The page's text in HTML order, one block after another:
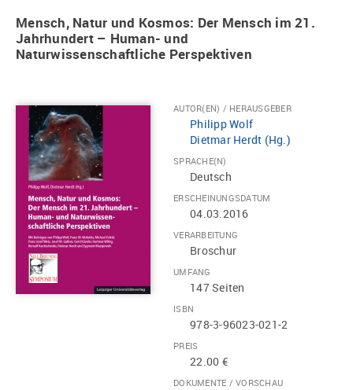
Mensch, Natur und Kosmos: Der Mensch im 21.
Jahrhundert – Human- und
Naturwissenschaftliche Perspektiven
AUTOR(EN) / HERAUSGEBER
Philipp Wolf
Dietmar Herdt (Hg.)
SPRACHE(N)
Deutsch
ERSCHEINUNGSDATUM
04.03.2016
VERARBEITUNG
Broschur
UMFANG
147 Seiten
ISBN
978-3-96023-021-2
PREIS
22.00 €
DOKUMENTE / VORSCHAU